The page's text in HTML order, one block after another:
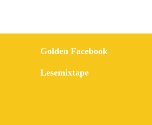
Golden Facebook
Lesemixtape